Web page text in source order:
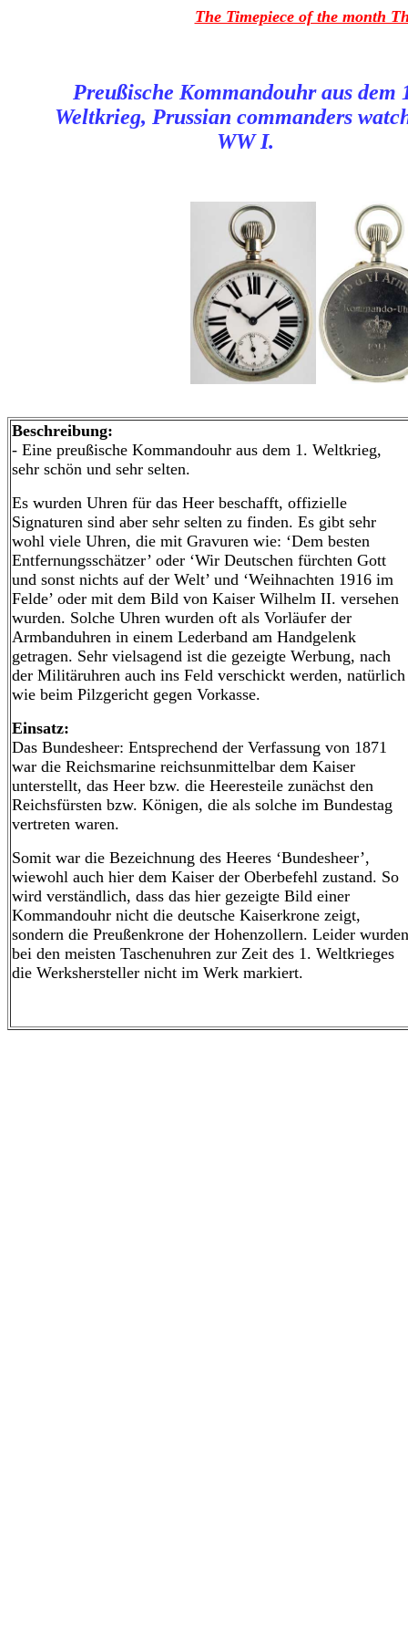
The Timepiece of the month
Preußische Kommandouhr aus dem
Weltkrieg, Prussian commanders
WW I.
Beschreibung:
- Eine preußische Kommandouhr aus dem 1. Weltkrieg,
sehr schön und sehr selten.
Es wurden Uhren für das Heer beschafft, offizielle
Signaturen sind aber sehr selten zu finden. Es gibt sehr
wohl viele Uhren, die mit Gravuren wie: ‘Dem besten
Entfernungsschätzer’ oder ‘Wir Deutschen fürchten Gott
und sonst nichts auf der Welt’ und ‘Weihnachten 1916 im
Felde’ oder mit dem Bild von Kaiser Wilhelm II. versehen
wurden. Solche Uhren wurden oft als Vorläufer der
Armbanduhren in einem Lederband am Handgelenk
getragen. Sehr vielsagend ist die gezeigte Werbung, nach
der Militäruhren auch ins Feld verschickt werden, natürlich
wie beim Pilzgericht gegen Vorkasse.
Einsatz:
Das Bundesheer: Entsprechend der Verfassung von 1871
war die Reichsmarine reichsunmittelbar dem Kaiser
unterstellt, das Heer bzw. die Heeresteile zunächst den
Reichsfürsten bzw. Königen, die als solche im Bundestag
vertreten waren.
Somit war die Bezeichnung des Heeres ‘Bundesheer’,
wiewohl auch hier dem Kaiser der Oberbefehl zustand. So
wird verständlich, dass das hier gezeigte Bild einer
Kommandouhr nicht die deutsche Kaiserkrone zeigt,
sondern die Preußenkrone der Hohenzollern. Leider wurden
bei den meisten Taschenuhren zur Zeit des 1. Weltkrieges
die Werkshersteller nicht im Werk markiert.